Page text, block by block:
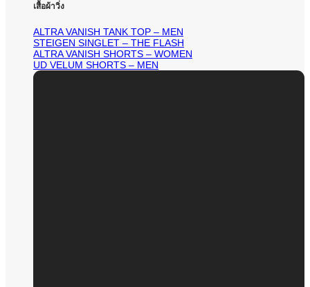
เสื้อผ้าวิ่ง
ALTRA VANISH TANK TOP – MEN
STEIGEN SINGLET – THE FLASH
ALTRA VANISH SHORTS – WOMEN
UD VELUM SHORTS – MEN